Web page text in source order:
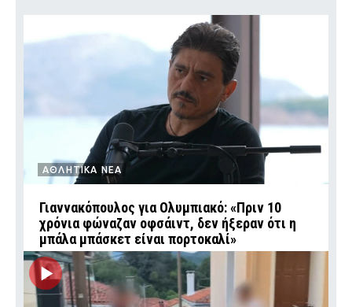
ΑΘΛΗΤΙΚΑ ΝΕΑ
Γιαννακόπουλος για Ολυμπιακό: «Πριν 10
χρόνια φώναζαν οφσάιντ, δεν ήξεραν ότι η
μπάλα μπάσκετ είναι πορτοκαλί»